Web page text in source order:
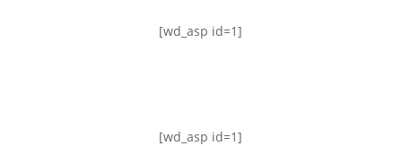
[wd_asp id=1]
[wd_asp id=1]